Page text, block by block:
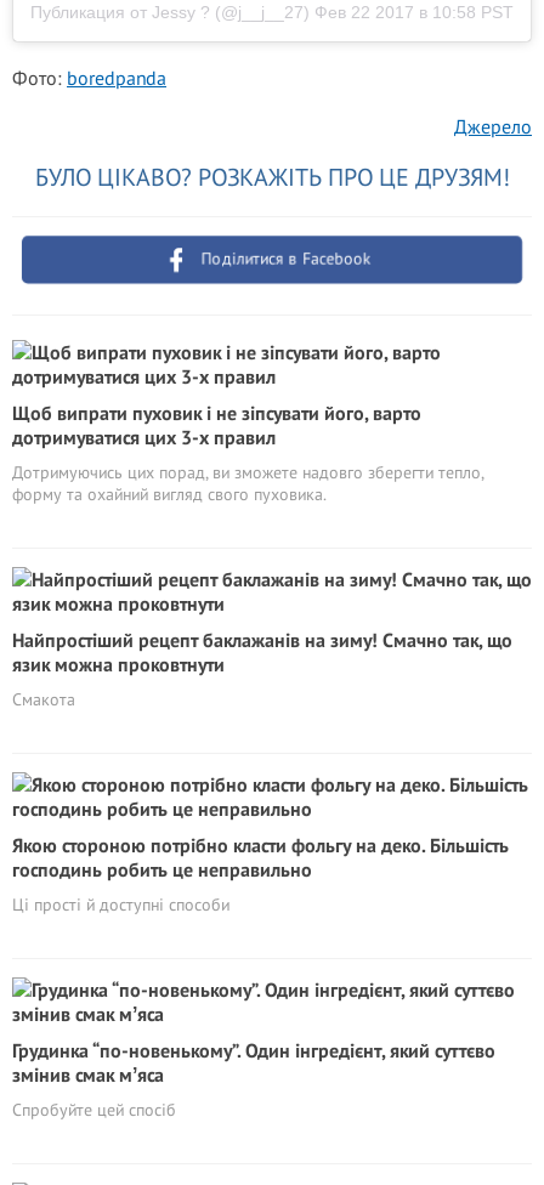
Публикация от Jessy ? (@j__j__27) Фев 22 2017 в 10:58 PST
Фото: boredpanda
Джерело
БУЛО ЦІКАВО? РОЗКАЖІТЬ ПРО ЦЕ ДРУЗЯМ!
Поділитися в Facebook
Щоб випрати пуховик і не зіпсувати його, варто
дотримуватися цих 3-х правил
Дотримуючись цих порад, ви зможете надовго зберегти тепло,
форму та охайний вигляд свого пуховика.
Найпростіший рецепт баклажанів на зиму! Смачно так, що
язик можна проковтнути
Смакота
Якою стороною потрібно класти фольгу на деко. Більшість
господинь робить це неправильно
Ці прості й доступні способи
Грудинка “по-новенькому”. Один інгредієнт, який суттєво
змінив смак мʼяса
Спробуйте цей спосіб